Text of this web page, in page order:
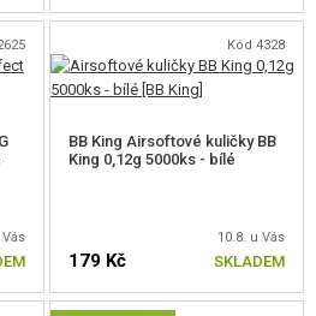
Vás
Kód 4328
BB King Airsoftové kuličky BB
King 0,12g 5000ks - bílé
10.8. u Vás
179 Kč SKLADEM